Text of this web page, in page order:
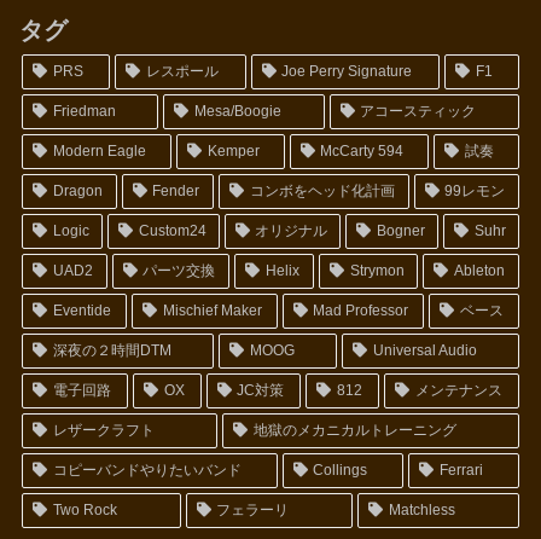
タグ
PRS レスポール Joe Perry Signature F1
Friedman Mesa/Boogie アコースティック
Modern Eagle Kemper McCarty 594 試奏
Dragon Fender コンボをヘッド化計画 99レモン
Logic Custom24 オリジナル Bogner Suhr
UAD2 パーツ交換 Helix Strymon Ableton
Eventide Mischief Maker Mad Professor ベース
深夜の２時間DTM MOOG Universal Audio
電子回路 OX JC対策 812 メンテナンス
レザークラフト 地獄のメカニカルトレーニング
コピーバンドやりたいバンド Collings Ferrari
Two Rock フェラーリ Matchless